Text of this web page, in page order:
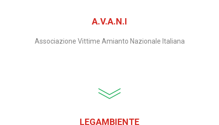
A.V.A.N.I
Associazione Vittime Amianto Nazionale Italiana
LEGAMBIENTE